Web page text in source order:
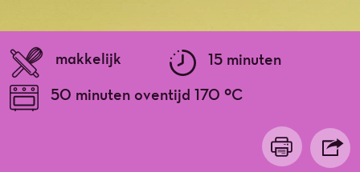
makkelijk
15 minuten
50 minuten oventijd 170 ºC